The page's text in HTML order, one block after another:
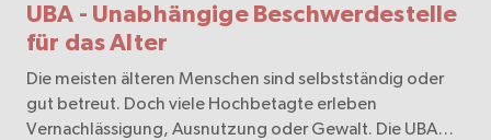
UBA - Unabhängige Beschwerdestelle
für das Alter
Die meisten älteren Menschen sind selbstständig oder
gut betreut. Doch viele Hochbetagte erleben
Vernachlässigung, Ausnutzung oder Gewalt. Die UBA